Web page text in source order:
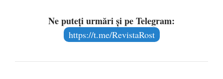
Ne puteți urmări și pe Telegram:
https://t.me/RevistaRost